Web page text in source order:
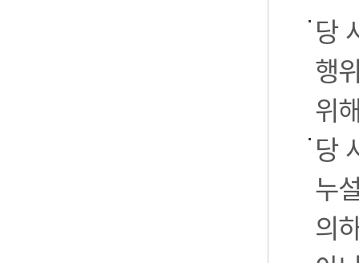
당
행
위
당
누
의